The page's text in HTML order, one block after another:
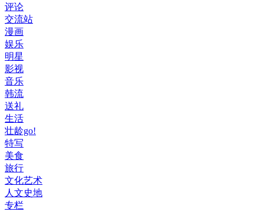
评论
交流站
漫画
娱乐
明星
影视
音乐
韩流
送礼
生活
壮龄go!
特写
美食
旅行
文化艺术
人文史地
专栏